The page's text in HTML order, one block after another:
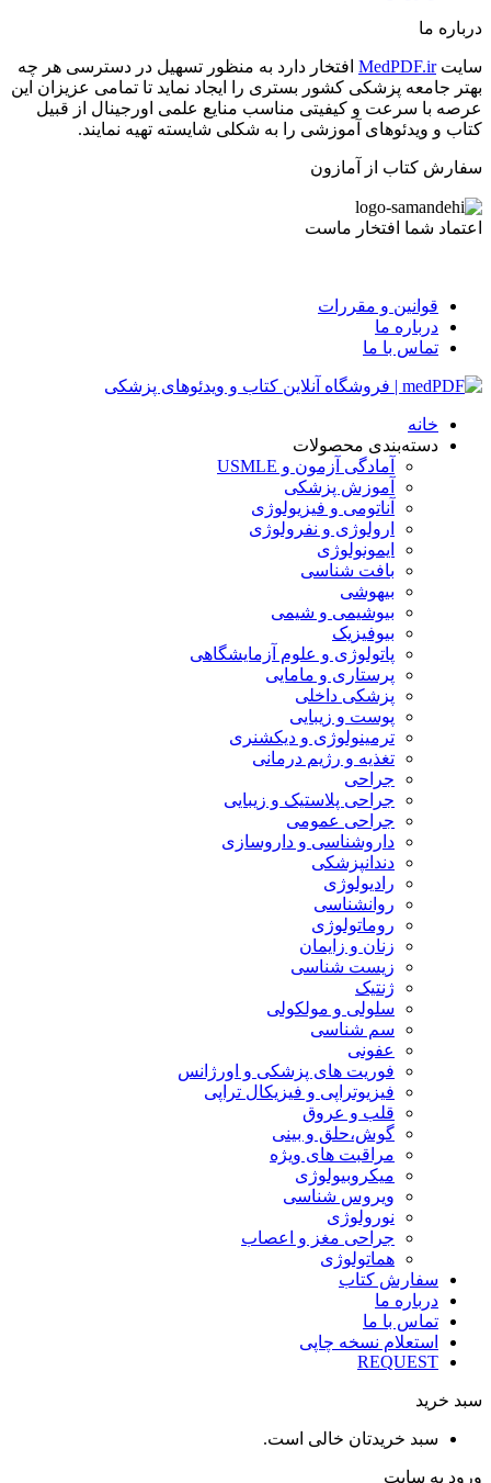
درباره ما
سایتMedPDF.ir افتخار دارد به منظور تسهیل در دسترسی هر چه
بهتر جامعه پزشکی کشور بستری را ایجاد نماید تا تمامی عزیزان این
عرصه با سرعت و کیفیتی مناسب منایع علمی اورجینال از قبیل
کتاب و ویدئوهای آموزشی را به شکلی شایسته تهیه نمایند.
سفارش کتاب از آمازون
اعتماد شما افتخار ماست
قوانین و مقررات
درباره ما
تماس با ما
خانه
دسته‌بندی محصولات
آمادگی آزمون و USMLE
آموزش پزشکی
آناتومی و فیزیولوژی
ارولوژی و نفرولوژی
ایمونولوژی
بافت شناسی
بیهوشی
بیوشیمی و شیمی
بیوفیزیک
پاتولوژی و علوم آزمایشگاهی
پرستاری و مامایی
پزشکی داخلی
پوست و زیبایی
ترمینولوژی و دیکشنری
تغذیه و رژیم درمانی
جراحی
جراحی پلاستیک و زیبایی
جراحی عمومی
داروشناسی و داروسازی
دندانپزشکی
رادیولوژی
روانشناسی
روماتولوژی
زنان و زایمان
زیست شناسی
ژنتیک
سلولی و مولکولی
سم شناسی
عفونی
فوریت های پزشکی و اورژانس
فیزیوتراپی و فیزیکال تراپی
قلب و عروق
گوش،حلق و بینی
مراقبت های ویژه
میکروبیولوژی
ویروس شناسی
نورولوژی
جراحی مغز و اعصاب
هماتولوژی
سفارش کتاب
درباره ما
تماس با ما
استعلام نسخه چاپی
REQUEST
سبد خرید
سبد خریدتان خالی است.
ورود به سایت